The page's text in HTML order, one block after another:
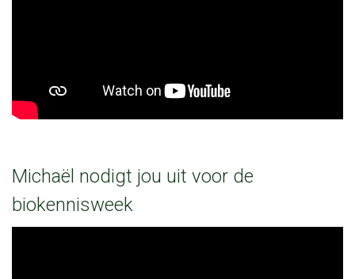
Michaël nodigt jou uit voor de
biokennisweek